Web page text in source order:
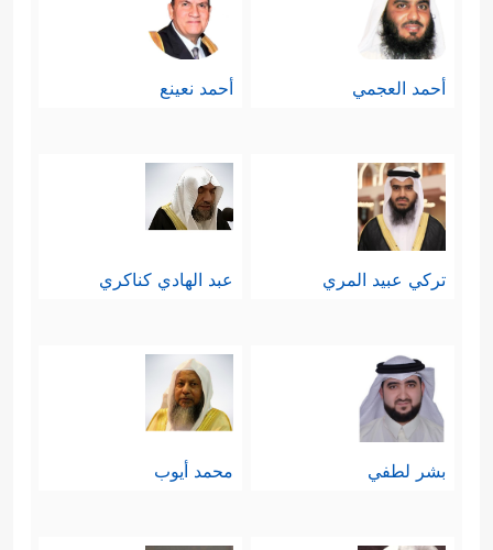
أحمد العجمي أحمد نعينع
تركي عبيد المري عبد الهادي كناكري
بشر لطفي محمد أيوب